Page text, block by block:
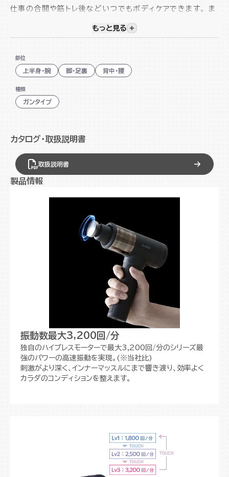
仕事の合間や筋トレ後などいつでもボディケアできます。 ま
持ち運びできます。 パワフルな振動を体験できるMCB031
振動数最大3,200回でパワフル
深く入り込む適度な重量感
どこでも使えるコードレス
収納に便利なケース付
視覚的に非表示のコンテンツを
もっと見る
部位
上半身・腕 脚・足裏 背中・腰
種類
ガンタイプ
カタログ・取扱説明書
取扱説明書
製品情報
振動数最大3,200回/分
独自のハイプレスモーターで最大3,200回/分のシリーズ最
強のパワーの高速振動を実現。(※当社比)
刺激がより深く、インナーマッスルにまで響き渡り、効率よく
カラダのコンディションを整えます。